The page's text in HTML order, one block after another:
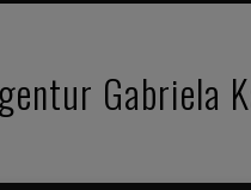
Gabriela